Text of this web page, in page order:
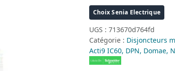
Choix Senia Electrique
UGS : 713670d764fd
Catégorie : Disjoncteurs
Acti9 IC60, DPN, Domae,